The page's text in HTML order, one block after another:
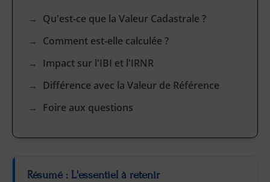
Qu'est-ce que la Valeur Cadastrale ?
Comment est-elle calculée ?
Impact sur l'IBI et l'IRNR
Différence avec la Valeur de Référence
Foire aux questions
Résumé : L'essentiel à retenir